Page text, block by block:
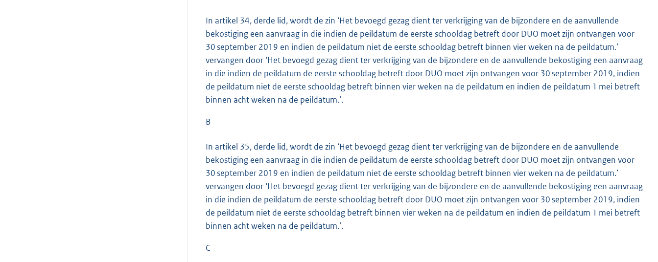
In artikel 34, derde lid, wordt de zin ‘Het bevoegd gezag dient ter verkrijging van de bijzondere en de aanvullende
bekostiging een aanvraag in die indien de peildatum de eerste schooldag betreft door DUO moet zijn ontvangen voor
30 september 2019 en indien de peildatum niet de eerste schooldag betreft binnen vier weken na de peildatum.’
vervangen door ‘Het bevoegd gezag dient ter verkrijging van de bijzondere en de aanvullende bekostiging een aanvraag
in die indien de peildatum de eerste schooldag betreft door DUO moet zijn ontvangen voor 30 september 2019, indien
de peildatum niet de eerste schooldag betreft binnen vier weken na de peildatum en indien de peildatum 1 mei betreft
binnen acht weken na de peildatum.’.
B
In artikel 35, derde lid, wordt de zin ‘Het bevoegd gezag dient ter verkrijging van de bijzondere en de aanvullende
bekostiging een aanvraag in die indien de peildatum de eerste schooldag betreft door DUO moet zijn ontvangen voor
30 september 2019 en indien de peildatum niet de eerste schooldag betreft binnen vier weken na de peildatum.’
vervangen door ‘Het bevoegd gezag dient ter verkrijging van de bijzondere en de aanvullende bekostiging een aanvraag
in die indien de peildatum de eerste schooldag betreft door DUO moet zijn ontvangen voor 30 september 2019, indien
de peildatum niet de eerste schooldag betreft binnen vier weken na de peildatum en indien de peildatum 1 mei betreft
binnen acht weken na de peildatum.’.
C